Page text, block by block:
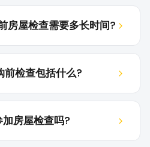
房屋检查需要多长时间?
前检查包括什么?
房屋检查吗?